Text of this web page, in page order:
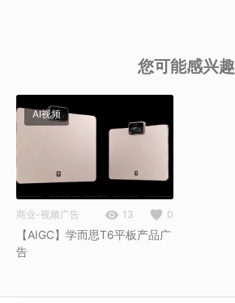
您可能感兴趣
商业-视频广告 13 0
【AIGC】学而思T6平板产品广
告
AI视频